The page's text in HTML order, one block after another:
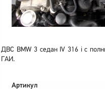
ДВС BMW 3 седан IV 316 i с
ГАИ.
Артикул